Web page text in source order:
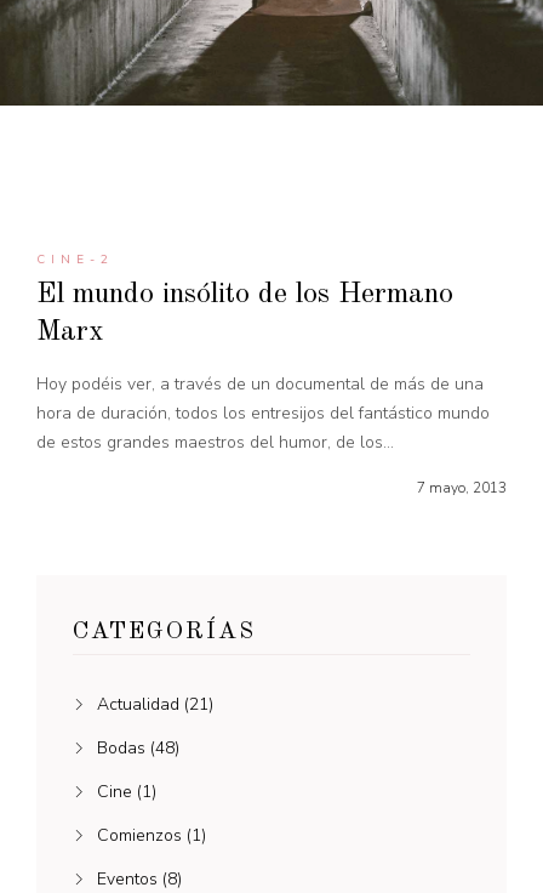
CINE-2
El mundo insólito de los Hermano
Marx
Hoy podéis ver, a través de un documental de más de una
hora de duración, todos los entresijos del fantástico mundo
de estos grandes maestros del humor, de los...
7 mayo, 2013
CATEGORÍAS
Actualidad (21)
Bodas (48)
Cine (1)
Comienzos (1)
Eventos (8)